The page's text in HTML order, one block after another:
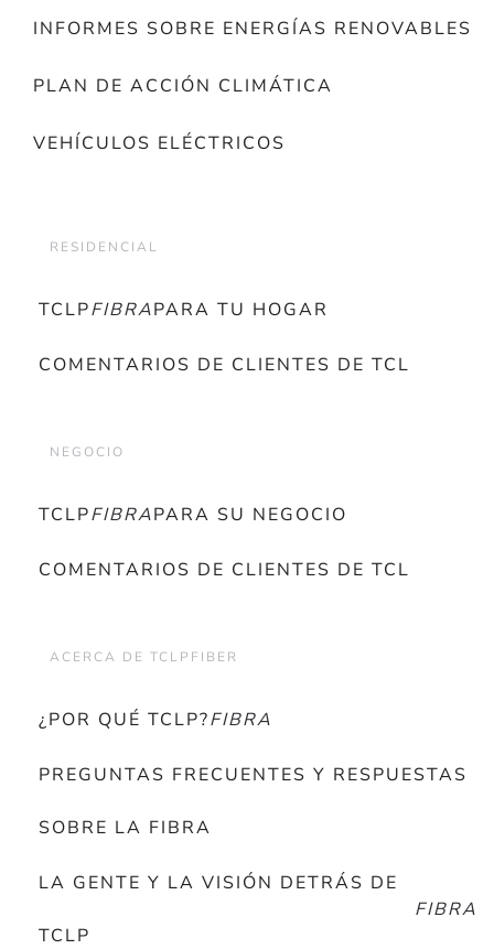
INFORMES SOBRE ENERGÍAS RENOVABLES
PLAN DE ACCIÓN CLIMÁTICA
VEHÍCULOS ELÉCTRICOS
RESIDENCIAL
TCLPFIBRAPARA TU HOGAR
COMENTARIOS DE CLIENTES DE TCL
NEGOCIO
TCLPFIBRAPARA SU NEGOCIO
COMENTARIOS DE CLIENTES DE TCL
ACERCA DE TCLPFIBER
¿POR QUÉ TCLP?FIBRA
PREGUNTAS FRECUENTES Y RESPUESTAS
SOBRE LA FIBRA
LA GENTE Y LA VISIÓN DETRÁS DE
TCLP
FIBRA